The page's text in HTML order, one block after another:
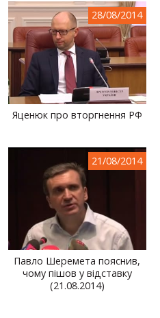
28/08/2014
Яценюк про вторгнення РФ
21/08/2014
Павло Шеремета пояснив,
чому пішов у відставку
(21.08.2014)